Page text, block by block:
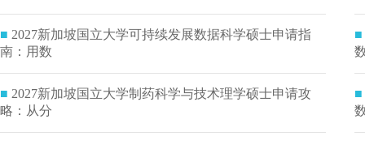
■ 2027新加坡国立大学可持续发展数据科学硕士申请指
南：用数
■ 2027新加坡国立大学制药科学与技术理学硕士申请攻
略：从分
■
■